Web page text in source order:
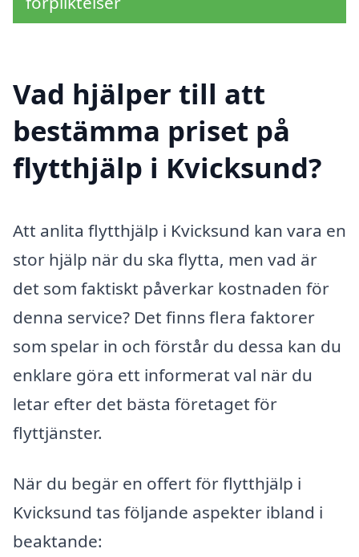
Vad hjälper till att
bestämma priset på
flytthjälp i Kvicksund?
Att anlita flytthjälp i Kvicksund kan vara en
stor hjälp när du ska flytta, men vad är
det som faktiskt påverkar kostnaden för
denna service? Det finns flera faktorer
som spelar in och förstår du dessa kan du
enklare göra ett informerat val när du
letar efter det bästa företaget för
flyttjänster.
När du begär en offert för flytthjälp i
Kvicksund tas följande aspekter ibland i
beaktande: